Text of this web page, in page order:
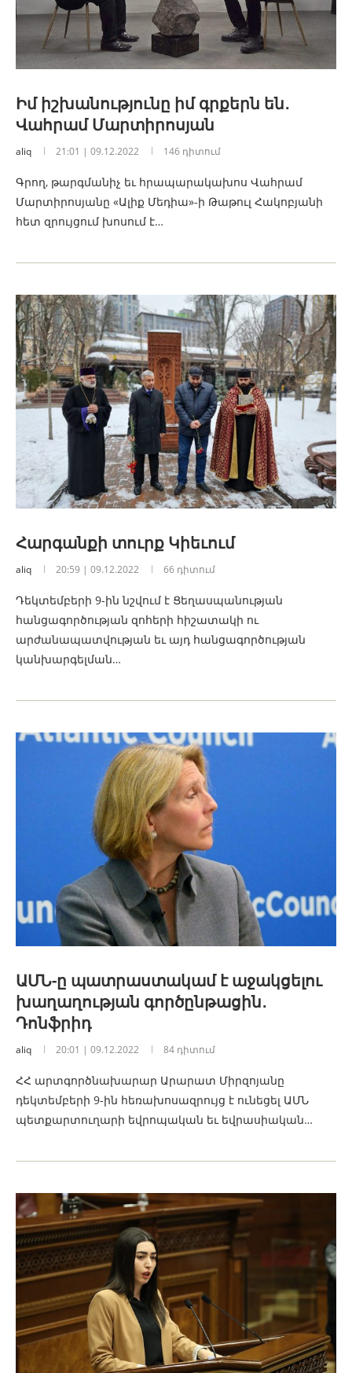
Իմ իշխանությունը իմ գրքերն են․
Վահրամ Մարտիրոսյան
aliq 21:01 | 09.12.2022 146 դիտում
Գրող, թարգմանիչ եւ հրապարակախոս Վահրամ
Մարտիրոսյանը «Ալիք Մեդիա»-ի Թաթուլ Հակոբյանի
հետ զրույցում խոսում է…
Հարգանքի տուրք Կիեւում
aliq 20:59 | 09.12.2022 66 դիտում
Դեկտեմբերի 9-ին նշվում է Ցեղասպանության
հանցագործության զոհերի հիշատակի ու
արժանապատվության եւ այդ հանցագործության
կանխարգելման…
ԱՄՆ-ը պատրաստակամ է աջակցելու
խաղաղության գործընթացին․
Դոնֆրիդ
aliq 20:01 | 09.12.2022 84 դիտում
ՀՀ արտգործնախարար Արարատ Միրզոյանը
դեկտեմբերի 9-ին հեռախոսազրույց է ունեցել ԱՄՆ
պետքարտուղարի եվրոպական եւ եվրասիական…